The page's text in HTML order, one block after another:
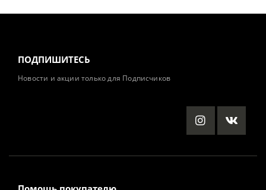
ПОДПИШИТЕСЬ
Новости и акции только для Подписчиков